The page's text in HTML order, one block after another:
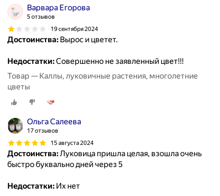
Варвара Егорова
5 отзывов
19 сентября 2024
Достоинства: Вырос и цветет.
Недостатки:Совершенно не заявленный цвет!!!
Товар — Каллы, луковичные растения, многолетние
цветы
Ольга Салеева
17 отзывов
15 августа 2024
Достоинства:Луковица пришла целая, взошла очень
быстро буквально дней через 5
Недостатки: Их нет